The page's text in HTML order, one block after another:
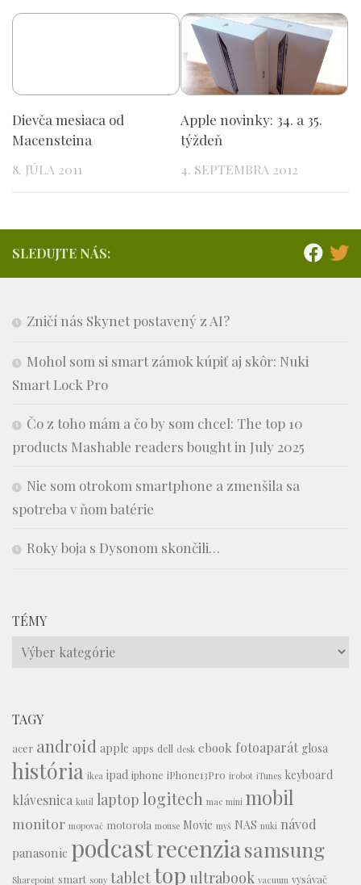
Dievča mesiaca od
Macensteina
8. JÚLA 2011
Apple novinky: 34. a 35.
týždeň
4. SEPTEMBRA 2012
SLEDUJTE NÁS:
Zničí nás Skynet postavený z AI?
Mohol som si smart zámok kúpiť aj skôr: Nuki
Smart Lock Pro
Čo z toho mám a čo by som chcel: The top 10
products Mashable readers bought in July 2025
Nie som otrokom smartphone a zmenšila sa
spotreba v ňom batérie
Roky boja s Dysonom skončili…
TÉMY
Témy
TAGY
acer android apple apps dell desk ebook fotoaparát glosa
história ikea ipad iphone iPhone13Pro irobot iTunes keyboard
klávesnica kutil laptop logitech mac mini mobil
monitor mopovač motorola mouse Movie myš NAS nuki návod
panasonic podcastrecenziasamsung
Sharepoint smart sony tablettop ultrabook vacuum vysávač